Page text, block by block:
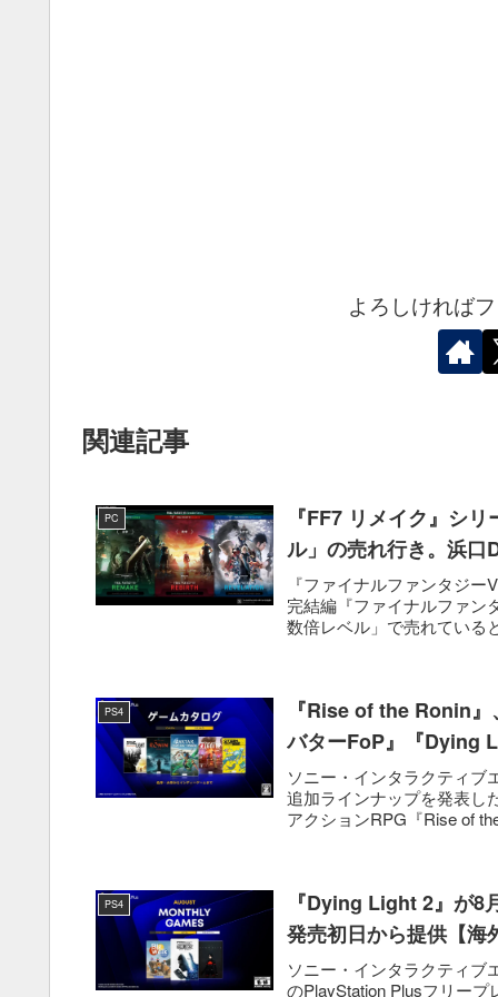
よろしければ
関連記事
PC
『FF7 リメイク』シ
ル」の売れ行き。浜口
『ファイナルファンタジ
完結編『ファイナルファン
数倍レベル」で売れている
PS4
『Rise of the Ronin
バターFoP』『Dying
ソニー・インタラクティブ
追加ラインナップを発表し
アクションRPG『Rise of
PS4
『Dying Light 2』が
発売初日から提供【海
ソニー・インタラクティブ
のPlayStation Plusフリープ